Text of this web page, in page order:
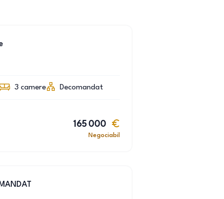
3 camere Decomandat
165 000
Negociabil